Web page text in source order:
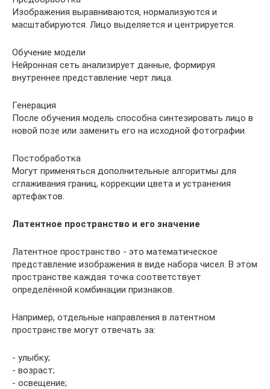
Изображения выравниваются, нормализуются и
масштабируются. Лицо выделяется и центрируется.
Обучение модели
Нейронная сеть анализирует данные, формируя
внутреннее представление черт лица.
Генерация
После обучения модель способна синтезировать лицо в
новой позе или заменить его на исходной фотографии.
Постобработка
Могут применяться дополнительные алгоритмы для
сглаживания границ, коррекции цвета и устранения
артефактов.
Латентное пространство и его значение
Латентное пространство - это математическое
представление изображения в виде набора чисел. В этом
пространстве каждая точка соответствует
определённой комбинации признаков.
Например, отдельные направления в латентном
пространстве могут отвечать за:
- улыбку;
- возраст;
- освещение;